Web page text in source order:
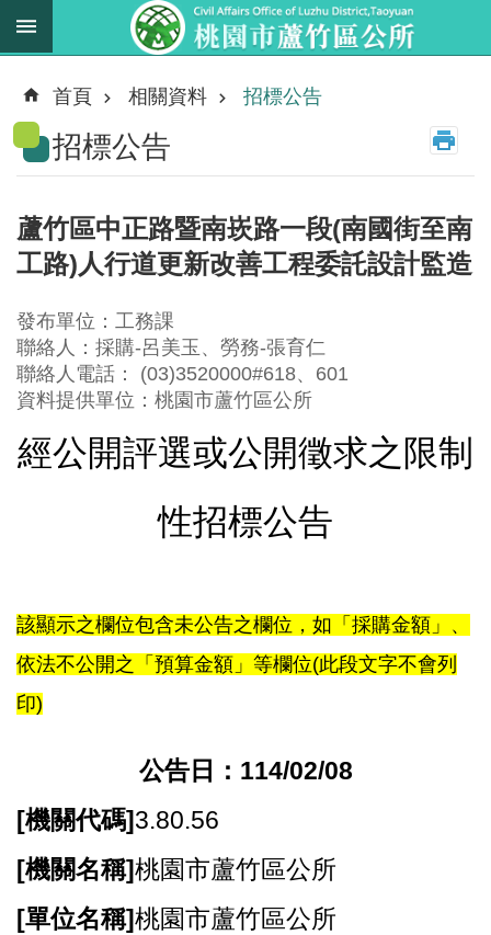
跳到主要內容區塊
新
消
息
務
職
掌
法
規
資
料
進
階
蘆
竹
區
介
公
告
活
首頁 相關資料 招標公告
招標公告
蘆竹區中正路暨南崁路一段(南國街至南
工路)人行道更新改善工程委託設計監造
發布單位：工務課
聯絡人：採購-呂美玉、勞務-張育仁
聯絡人電話： (03)3520000#618、601
資料提供單位：桃園市蘆竹區公所
經公開評選或公開徵求之限制
性招標公告
該顯示之欄位包含未公告之欄位，如「採購金額」、
依法不公開之「預算金額」等欄位(此段文字不會列
印)
公告日：114/02/08
[機關代碼]3.80.56
[機關名稱]桃園市蘆竹區公所
[單位名稱]桃園市蘆竹區公所